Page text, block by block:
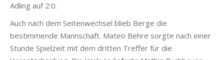
Adling auf 2:0.
Auch nach dem Seitenwechsel blieb Berge die
bestimmende Mannschaft. Mateo Behre sorgte nach einer
Stunde Spielzeit mit dem dritten Treffer für die